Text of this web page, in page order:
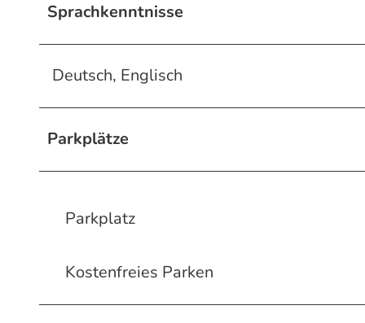
Sprachkenntnisse
Deutsch, Englisch
Parkplätze
Parkplatz
Kostenfreies Parken